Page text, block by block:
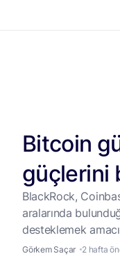
Bitcoin
güçlerini
BlackRock,
aralarında
desteklemek
fonu
Görkem Saçar 2 hafta